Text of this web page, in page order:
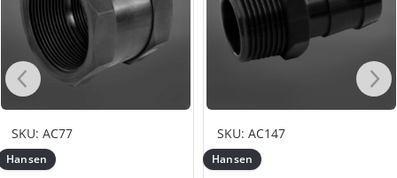
SKU: AC77
Hansen
SKU: AC147
Hansen